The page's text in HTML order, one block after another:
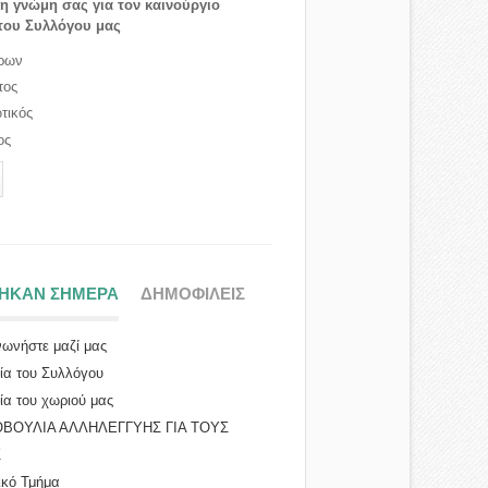
γνώμη σας για τον καινούργιο
Συλλόγου μας
ΣΗΜΕΡΑ (ΕΝΕΡΓΗ ΚΑΡΤΕΛΑ)
ΔΗΜΟΦΙΛΕΙΣ
μαζί μας
του Συλλόγου
του χωριού μας
ΑΛΛΗΛΕΓΓΥΗΣ ΓΙΑ ΤΟΥΣ
Επείγο...
Τμήμα